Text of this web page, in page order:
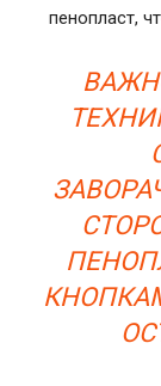
пенопласт,